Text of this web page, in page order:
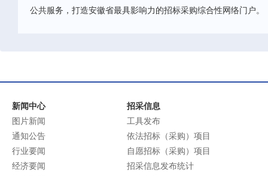
公共服务，打造安徽省最具影响力的招标采购综合性网络门户。
新闻中心
图片新闻
通知公告
行业要闻
经济要闻
招采信息
工具发布
依法招标（采购）项目
自愿招标（采购）项目
招采信息发布统计